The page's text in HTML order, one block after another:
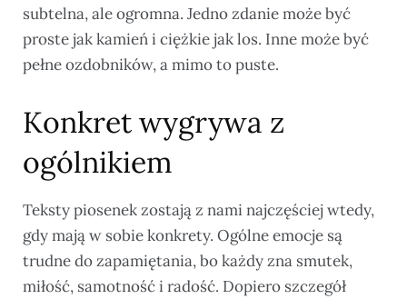
subtelna, ale ogromna. Jedno zdanie może być
proste jak kamień i ciężkie jak los. Inne może być
pełne ozdobników, a mimo to puste.
Konkret wygrywa z
ogólnikiem
Teksty piosenek zostają z nami najczęściej wtedy,
gdy mają w sobie konkrety. Ogólne emocje są
trudne do zapamiętania, bo każdy zna smutek,
miłość, samotność i radość. Dopiero szczegół